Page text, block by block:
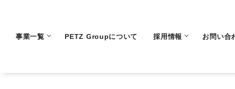
事業一覧 PETZ Groupについて 採用情報 お問い合